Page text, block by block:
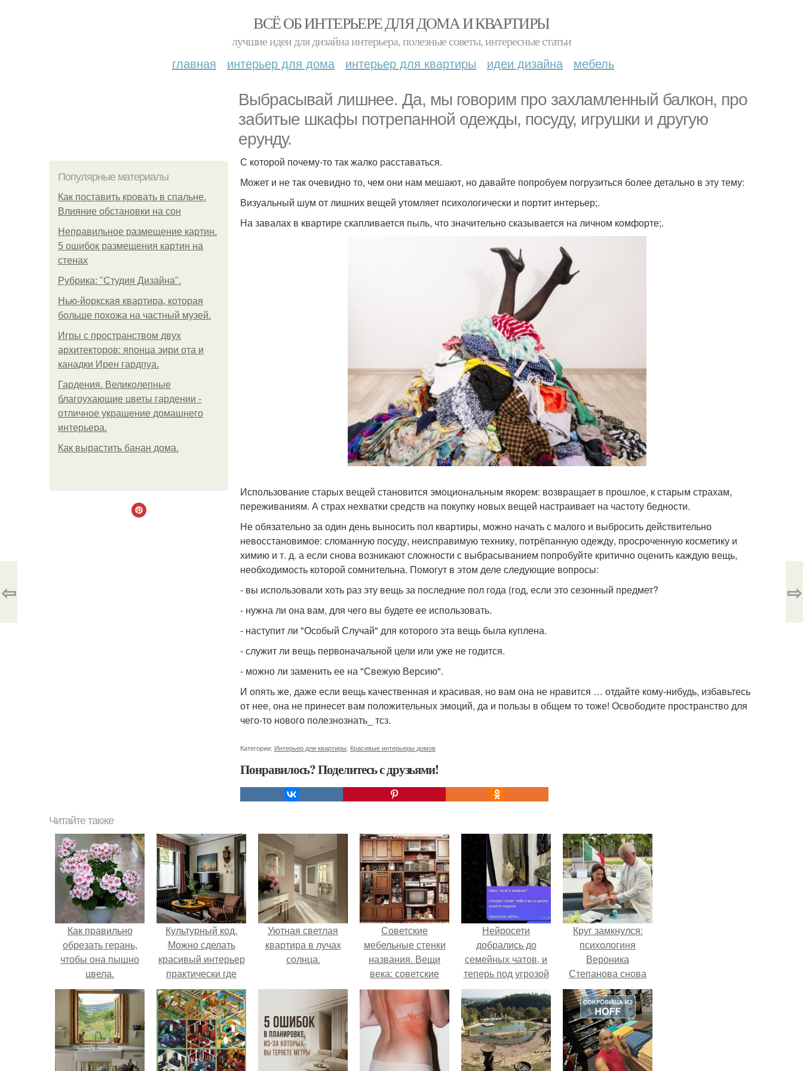
ВСЁ ОБ ИНТЕРЬЕРЕ ДЛЯ ДОМА И КВАРТИРЫ
лучшие идеи для дизайна интерьера, полезные советы, интересные статьи
главная интерьер для дома интерьер для квартиры идеи дизайна мебель
Выбрасывай лишнее. Да, мы говорим про захламленный балкон, про
забитые шкафы потрепанной одежды, посуду, игрушки и другую
ерунду.
Популярные материалы
Как поставить кровать в спальне.
Влияние обстановки на сон
Неправильное размещение картин.
5 ошибок размещения картин на
стенах
Рубрика: "Студия Дизайна".
Нью-йоркская квартира, которая
больше похожа на частный музей.
Игры с пространством двух
архитекторов: японца эири ота и
канадки Ирен гардпуа.
Гардения. Великолепные
благоухающие цветы гардении -
отличное украшение домашнего
интерьера.
Как вырастить банан дома.
С которой почему-то так жалко расставаться.
Может и не так очевидно то, чем они нам мешают, но давайте попробуем погрузиться более детально в эту тему:
Визуальный шум от лишних вещей утомляет психологически и портит интерьер;.
На завалах в квартире скапливается пыль, что значительно сказывается на личном комфорте;.
Использование старых вещей становится эмоциональным якорем: возвращает в прошлое, к старым страхам,
переживаниям. А страх нехватки средств на покупку новых вещей настраивает на частоту бедности.
Не обязательно за один день выносить пол квартиры, можно начать с малого и выбросить действительно
невосстановимое: сломанную посуду, неисправимую технику, потрёпанную одежду, просроченную косметику и
химию и т. д. а если снова возникают сложности с выбрасыванием попробуйте критично оценить каждую вещь,
необходимость которой сомнительна. Помогут в этом деле следующие вопросы:
- вы использовали хоть раз эту вещь за последние пол года (год, если это сезонный предмет?
- нужна ли она вам, для чего вы будете ее использовать.
- наступит ли "Особый Случай" для которого эта вещь была куплена.
- служит ли вещь первоначальной цели или уже не годится.
- можно ли заменить ее на "Свежую Версию".
И опять же, даже если вещь качественная и красивая, но вам она не нравится … отдайте кому-нибудь, избавьтесь
от нее, она не принесет вам положительных эмоций, да и пользы в общем то тоже! Освободите пространство для
чего-то нового полезнознать_ тсз.
Категории: Интерьер для квартиры Красивые интерьеры домов
Понравилось? Поделитесь с друзьями!
⇦ ⇨
Читайте также
Как правильно
обрезать герань,
чтобы она пышно
цвела.
Культурный код.
Можно сделать
красивый интерьер
практически где
угодно.
Уютная светлая
квартира в лучах
солнца.
Советские
мебельные стенки
названия. Вещи
века: советские
стенки 80-х.
Нейросети
добрались до
семейных чатов, и
теперь под угрозой
мамины нервы.
Круг замкнулся:
психологиня
Вероника
Степанова снова
вышла замуж за
собственного
бывшего мужа.